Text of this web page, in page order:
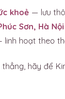
khoẻ — lưu
Sơn, Hà Nội
linh hoạt theo
hãy để